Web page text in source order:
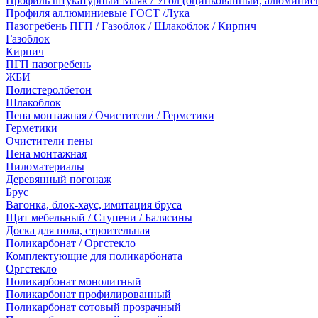
Профиля аллюминиевые ГОСТ /Лука
Пазогребень ПГП / Газоблок / Шлакоблок / Кирпич
Газоблок
Кирпич
ПГП пазогребень
ЖБИ
Полистеролбетон
Шлакоблок
Пена монтажная / Очистители / Герметики
Герметики
Очистители пены
Пена монтажная
Пиломатериалы
Деревянный погонаж
Брус
Вагонка, блок-хаус, имитация бруса
Щит мебельный / Ступени / Балясины
Доска для пола, строительная
Поликарбонат / Оргстекло
Комплектующие для поликарбоната
Оргстекло
Поликарбонат монолитный
Поликарбонат профилированный
Поликарбонат сотовый прозрачный